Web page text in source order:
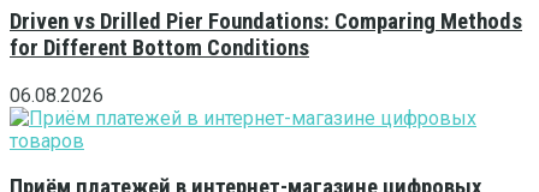
Driven vs Drilled Pier Foundations: Comparing Methods
for Different Bottom Conditions
06.08.2026